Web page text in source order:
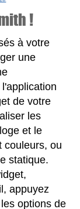
!
à votre
une
de votre
les
et le
couleurs, ou
statique.
appuyez
options de